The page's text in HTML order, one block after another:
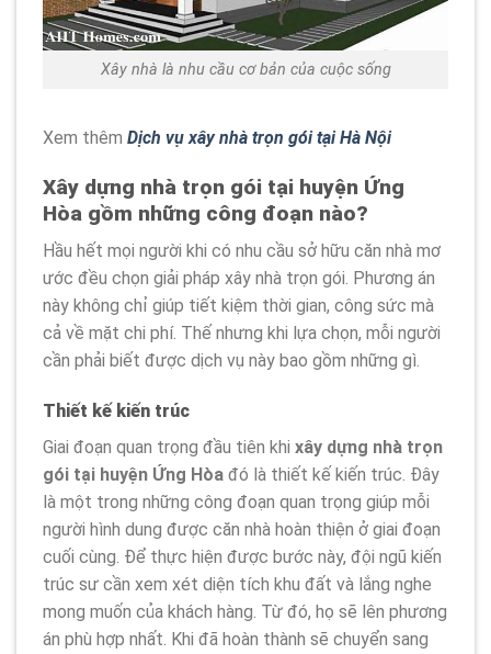
Xây nhà là nhu cầu cơ bản của cuộc sống
Xem thêm Dịch vụ xây nhà trọn gói tại Hà Nội
Xây dựng nhà trọn gói tại huyện Ứng
Hòa gồm những công đoạn nào?
Hầu hết mọi người khi có nhu cầu sở hữu căn nhà mơ
ước đều chọn giải pháp xây nhà trọn gói. Phương án
này không chỉ giúp tiết kiệm thời gian, công sức mà
cả về mặt chi phí. Thế nhưng khi lựa chọn, mỗi người
cần phải biết được dịch vụ này bao gồm những gì.
Thiết kế kiến trúc
Giai đoạn quan trọng đầu tiên khi xây dựng nhà trọn
gói tại huyện Ứng Hòa đó là thiết kế kiến trúc. Đây
là một trong những công đoạn quan trọng giúp mỗi
người hình dung được căn nhà hoàn thiện ở giai đoạn
cuối cùng. Để thực hiện được bước này, đội ngũ kiến
trúc sư cần xem xét diện tích khu đất và lắng nghe
mong muốn của khách hàng. Từ đó, họ sẽ lên phương
án phù hợp nhất. Khi đã hoàn thành sẽ chuyển sang